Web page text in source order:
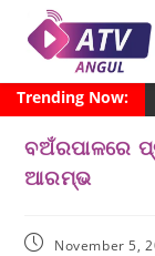
Trending Now:
ବଅଁରପାଳରେ
ଆରମ୍ଭ
November 5,